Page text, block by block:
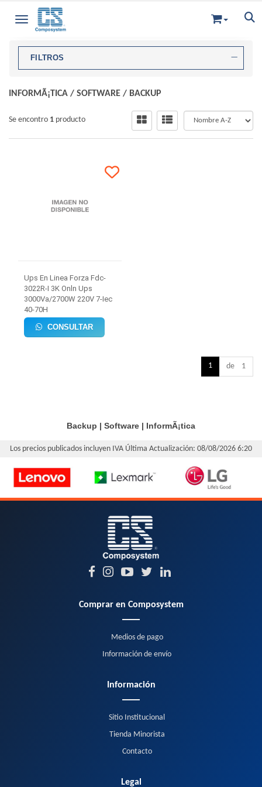
Toggle navigation
FILTROS
INFORMÃ¡TICA / SOFTWARE / BACKUP
Se encontro 1 producto
Ups En Linea Forza Fdc-
3022R-I 3K Onln Ups
3000Va/2700W 220V 7-Iec
40-70H
CONSULTAR
1 de 1
Backup | Software | InformÃ¡tica
Los precios publicados incluyen IVA Última Actualización: 08/08/2026 6:20
Comprar en Composystem
Medios de pago
Información de envío
Información
Sitio Institucional
Tienda Minorista
Contacto
Legal